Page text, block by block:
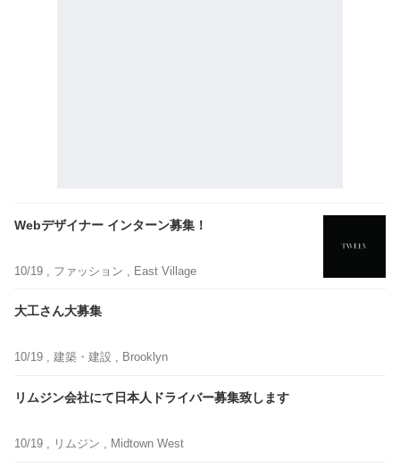
Webデザイナー インターン募集！
10/19 , ファッション , East Village
大工さん大募集
10/19 , 建築・建設 , Brooklyn
リムジン会社にて日本人ドライバー募集致します
10/19 , リムジン , Midtown West